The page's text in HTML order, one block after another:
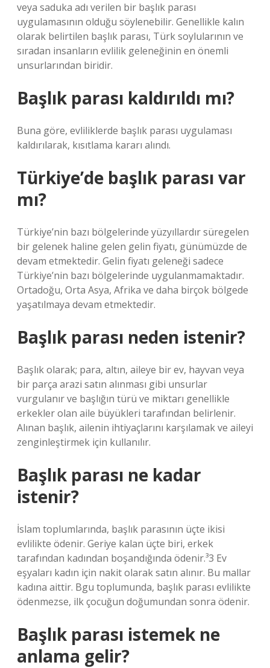
veya saduka adı verilen bir başlık parası
uygulamasının olduğu söylenebilir. Genellikle kalın
olarak belirtilen başlık parası, Türk soylularının ve
sıradan insanların evlilik geleneğinin en önemli
unsurlarından biridir.
Başlık parası kaldırıldı mı?
Buna göre, evliliklerde başlık parası uygulaması
kaldırılarak, kısıtlama kararı alındı.
Türkiye’de başlık parası var
mı?
Türkiye’nin bazı bölgelerinde yüzyıllardır süregelen
bir gelenek haline gelen gelin fiyatı, günümüzde de
devam etmektedir. Gelin fiyatı geleneği sadece
Türkiye’nin bazı bölgelerinde uygulanmamaktadır.
Ortadoğu, Orta Asya, Afrika ve daha birçok bölgede
yaşatılmaya devam etmektedir.
Başlık parası neden istenir?
Başlık olarak; para, altın, aileye bir ev, hayvan veya
bir parça arazi satın alınması gibi unsurlar
vurgulanır ve başlığın türü ve miktarı genellikle
erkekler olan aile büyükleri tarafından belirlenir.
Alınan başlık, ailenin ihtiyaçlarını karşılamak ve aileyi
zenginleştirmek için kullanılır.
Başlık parası ne kadar
istenir?
İslam toplumlarında, başlık parasının üçte ikisi
evlilikte ödenir. Geriye kalan üçte biri, erkek
tarafından kadından boşandığında ödenir.³3 Ev
eşyaları kadın için nakit olarak satın alınır. Bu mallar
kadına aittir. Bgu toplumunda, başlık parası evlilikte
ödenmezse, ilk çocuğun doğumundan sonra ödenir.
Başlık parası istemek ne
anlama gelir?